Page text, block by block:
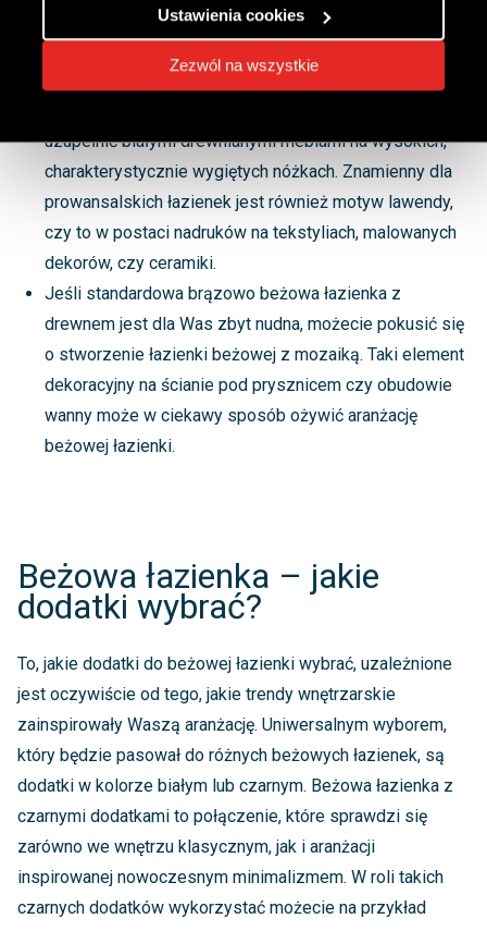
Zezwól na wszystkie
Ustawienia cookies
imitującymi beton.
inspirowanych stylem prowansalskim. Taką
uzupełnić białymi drewnianymi meblami na wysokich,
charakterystycznie wygiętych nóżkach. Znamienny dla
prowansalskich łazienek jest również motyw lawendy,
czy to w postaci nadruków na tekstyliach, malowanych
dekorów, czy ceramiki.
Jeśli standardowa brązowo beżowa łazienka z
drewnem jest dla Was zbyt nudna, możecie pokusić się
o stworzenie łazienki beżowej z mozaiką. Taki element
dekoracyjny na ścianie pod prysznicem czy obudowie
wanny może w ciekawy sposób ożywić aranżację
beżowej łazienki.
Beżowa łazienka – jakie
dodatki wybrać?
To, jakie dodatki do beżowej łazienki wybrać, uzależnione
jest oczywiście od tego, jakie trendy wnętrzarskie
zainspirowały Waszą aranżację. Uniwersalnym wyborem,
który będzie pasował do różnych beżowych łazienek, są
dodatki w kolorze białym lub czarnym. Beżowa łazienka z
czarnymi dodatkami to połączenie, które sprawdzi się
zarówno we wnętrzu klasycznym, jak i aranżacji
inspirowanej nowoczesnym minimalizmem. W roli takich
czarnych dodatków wykorzystać możecie na przykład